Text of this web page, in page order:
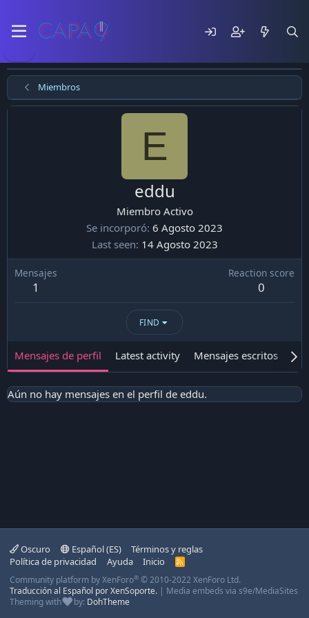
Miembros
E
eddu
Miembro Activo
Se incorporó 6 Agosto 2023
Last seen 14 Agosto 2023
Mensajes
1
Reaction score
0
FIND
Mensajes de perfil Latest activity Mensajes escritos
Aún no hay mensajes en el perfil de eddu.
Oscuro Español (ES)
Términos y reglas
Política de privacidad
Ayuda Inicio
R
S
Community platform by XenForo® © 2010-2022 XenForo Ltd.
Traducción al Español por XenSoporte. | Media embeds via s9e/MediaSites
Theming with
by: DohTheme